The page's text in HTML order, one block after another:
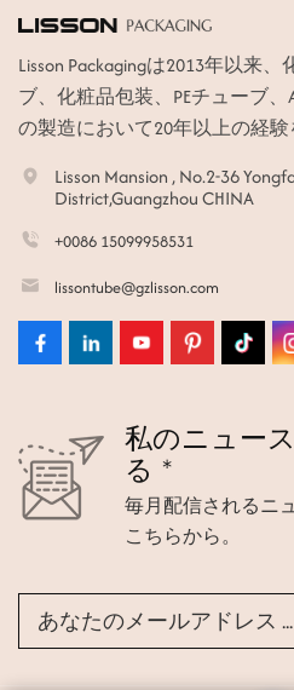
Lisson Packagingは2013年以来
ブ、化粧品包装、PEチューブ
の製造において20年以上の経験
Lisson Mansion , No.2-36
District,Guangzhou CHINA
+0086 15099958531
lissontube@gzlisson.com
私のニュー
る *
毎月配信されるニ
こちらから。